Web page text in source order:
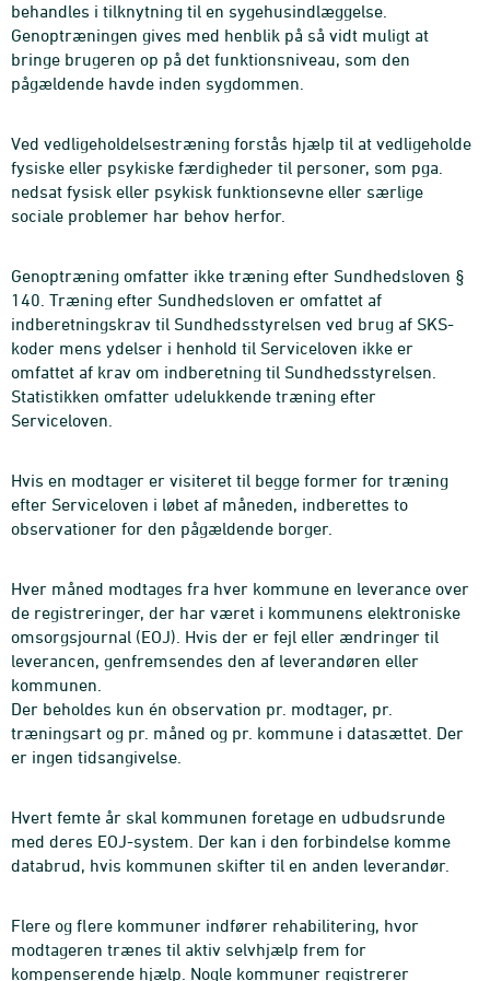
behandles i tilknytning til en sygehusindlæggelse.
Genoptræningen gives med henblik på så vidt muligt at
bringe brugeren op på det funktionsniveau, som den
pågældende havde inden sygdommen.
Ved vedligeholdelsestræning forstås hjælp til at vedligeholde
fysiske eller psykiske færdigheder til personer, som pga.
nedsat fysisk eller psykisk funktionsevne eller særlige
sociale problemer har behov herfor.
Genoptræning omfatter ikke træning efter Sundhedsloven §
140. Træning efter Sundhedsloven er omfattet af
indberetningskrav til Sundhedsstyrelsen ved brug af SKS-
koder mens ydelser i henhold til Serviceloven ikke er
omfattet af krav om indberetning til Sundhedsstyrelsen.
Statistikken omfatter udelukkende træning efter
Serviceloven.
Hvis en modtager er visiteret til begge former for træning
efter Serviceloven i løbet af måneden, indberettes to
observationer for den pågældende borger.
Hver måned modtages fra hver kommune en leverance over
de registreringer, der har været i kommunens elektroniske
omsorgsjournal (EOJ). Hvis der er fejl eller ændringer til
leverancen, genfremsendes den af leverandøren eller
kommunen.
Der beholdes kun én observation pr. modtager, pr.
træningsart og pr. måned og pr. kommune i datasættet. Der
er ingen tidsangivelse.
Hvert femte år skal kommunen foretage en udbudsrunde
med deres EOJ-system. Der kan i den forbindelse komme
databrud, hvis kommunen skifter til en anden leverandør.
Flere og flere kommuner indfører rehabilitering, hvor
modtageren trænes til aktiv selvhjælp frem for
kompenserende hjælp. Nogle kommuner registrerer